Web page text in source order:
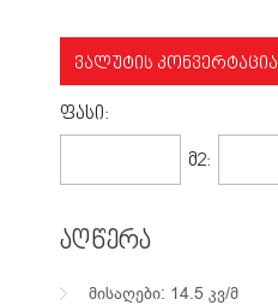
ᲕᲐᲚᲣᲢᲘᲡ ᲙᲝᲜᲕᲔᲠᲢᲐᲪᲘᲐ
ᲤᲐᲡᲘ:
Მ2:
აღწერა
მისაღები: 14.5 კვ/მ